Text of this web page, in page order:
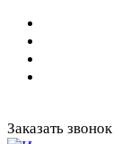
Заказать звонок